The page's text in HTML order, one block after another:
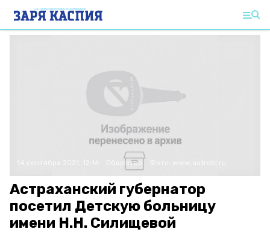
Общество
Астраханский губернатор
посетил Детскую больницу
имени Н.Н. Силищевой